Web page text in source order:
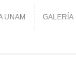
UNAM GALERÍA